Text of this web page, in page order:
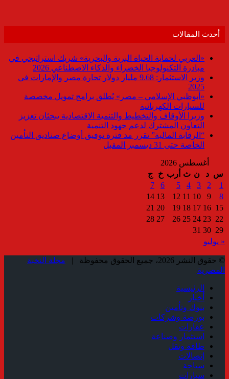
أحدث المقالات
«العربي لحماية الحياة البرية والبحرية» شريك استراتيجي في
مبادرة التكنولوجيا الخضراء والذكاء الاصطناعي 2026
وزير الاستثمار: 9.68 مليار دولار تجارة مصر والإمارات في
2025
«أبوظبي الإسلامي – مصر» يُطلق برامج تمويل مخصصة
للسيارات الكهربائية
وزيرا الأوقاف والتخطيط والتنمية الاقتصادية يبحثان تعزيز
التعاون المشترك لدعم جهود التنمية
“الرقابة المالية” تقرر مد فترة توفيق أوضاع صناديق التأمين
الخاصة حتى 31 ديسمبر المقبل
أغسطس 2026
س د ن ث أرب خ
ج
1
2
3
4
5
6
7
8
9
10
11
12
13
14
15
16
17
18
19
20
21
22
23
24
25
26
27
28
29
30
31
« يوليو
© حقوق النشر 2026، جميع الحقوق محفوظة |
مجلة النخبة
المصرية
الرئيسية
أخبار
بنوك وتأمين
بورصة وشركات
عقارات
استثمار وصناعة
طاقة ونقل
إتصالات
سياحة
سيارات